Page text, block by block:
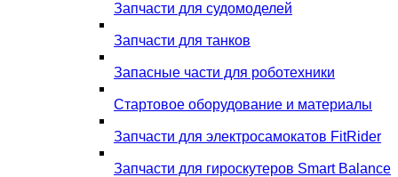
Запчасти для судомоделей
Запчасти для танков
Запасные части для роботехники
Стартовое оборудование и материалы
Запчасти для электросамокатов FitRider
Запчасти для гироскутеров Smart Balance